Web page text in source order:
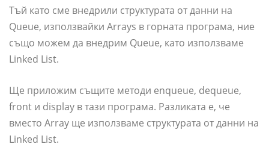
Тъй като сме внедрили структурата от данни на
Queue, използвайки Arrays в горната програма, ние
също можем да внедрим Queue, като използваме
Linked List.
Ще приложим същите методи enqueue, dequeue,
front и display в тази програма. Разликата е, че
вместо Array ще използваме структурата от данни на
Linked List.